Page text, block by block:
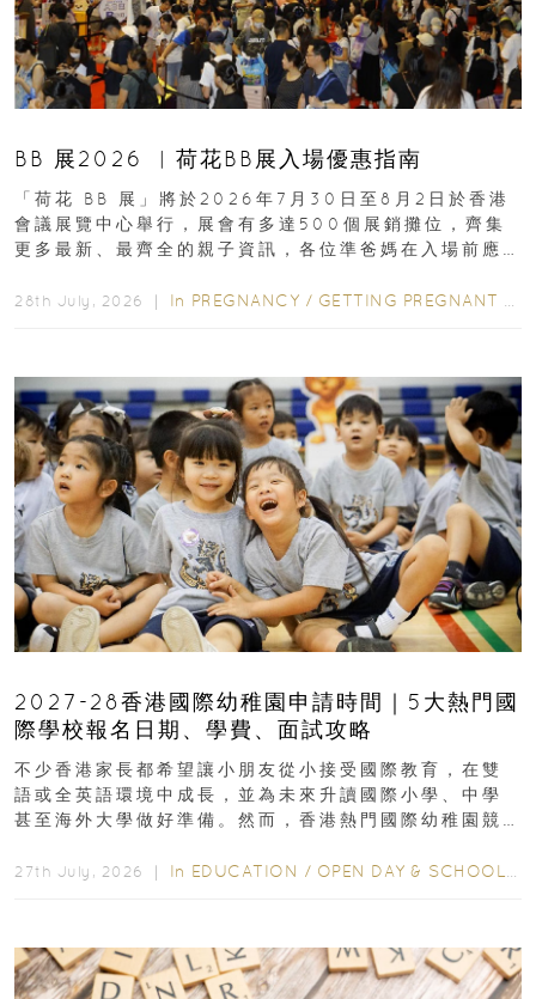
BB 展2026 ︳荷花BB展入場優惠指南
「荷花 BB 展」將於2026年7月30日至8月2日於香港
會議展覽中心舉行，展會有多達500個展銷攤位，齊集
更多最新、最齊全的親子資訊，各位準爸媽在入場前應
28th July, 2026 ｜ In PREGNANCY / GETTING PREGNANT
2027-28香港國際幼稚園申請時間｜5大熱門國
際學校報名日期、學費、面試攻略
不少香港家長都希望讓小朋友從小接受國際教育，在雙
語或全英語環境中成長，並為未來升讀國際小學、中學
甚至海外大學做好準備。然而，香港熱門國際幼稚園競
27th July, 2026 ｜ In EDUCATION / OPEN DAY & SCHOOL EVENTS